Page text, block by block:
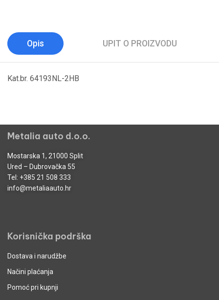
Opis UPIT O PROIZVODU
Kat.br. 64193NL-2HB
Metalia auto d.o.o.
Mostarska 1, 21000 Split
Ured – Dubrovačka 55
Tel: +385 21 508 333
info@metaliaauto.hr
Korisnička podrška
Dostava i narudžbe
Načini plaćanja
Pomoć pri kupnji